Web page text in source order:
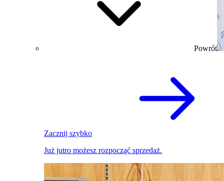
Powrót
Zacznij szybko
Już jutro możesz rozpocząć sprzedaż.